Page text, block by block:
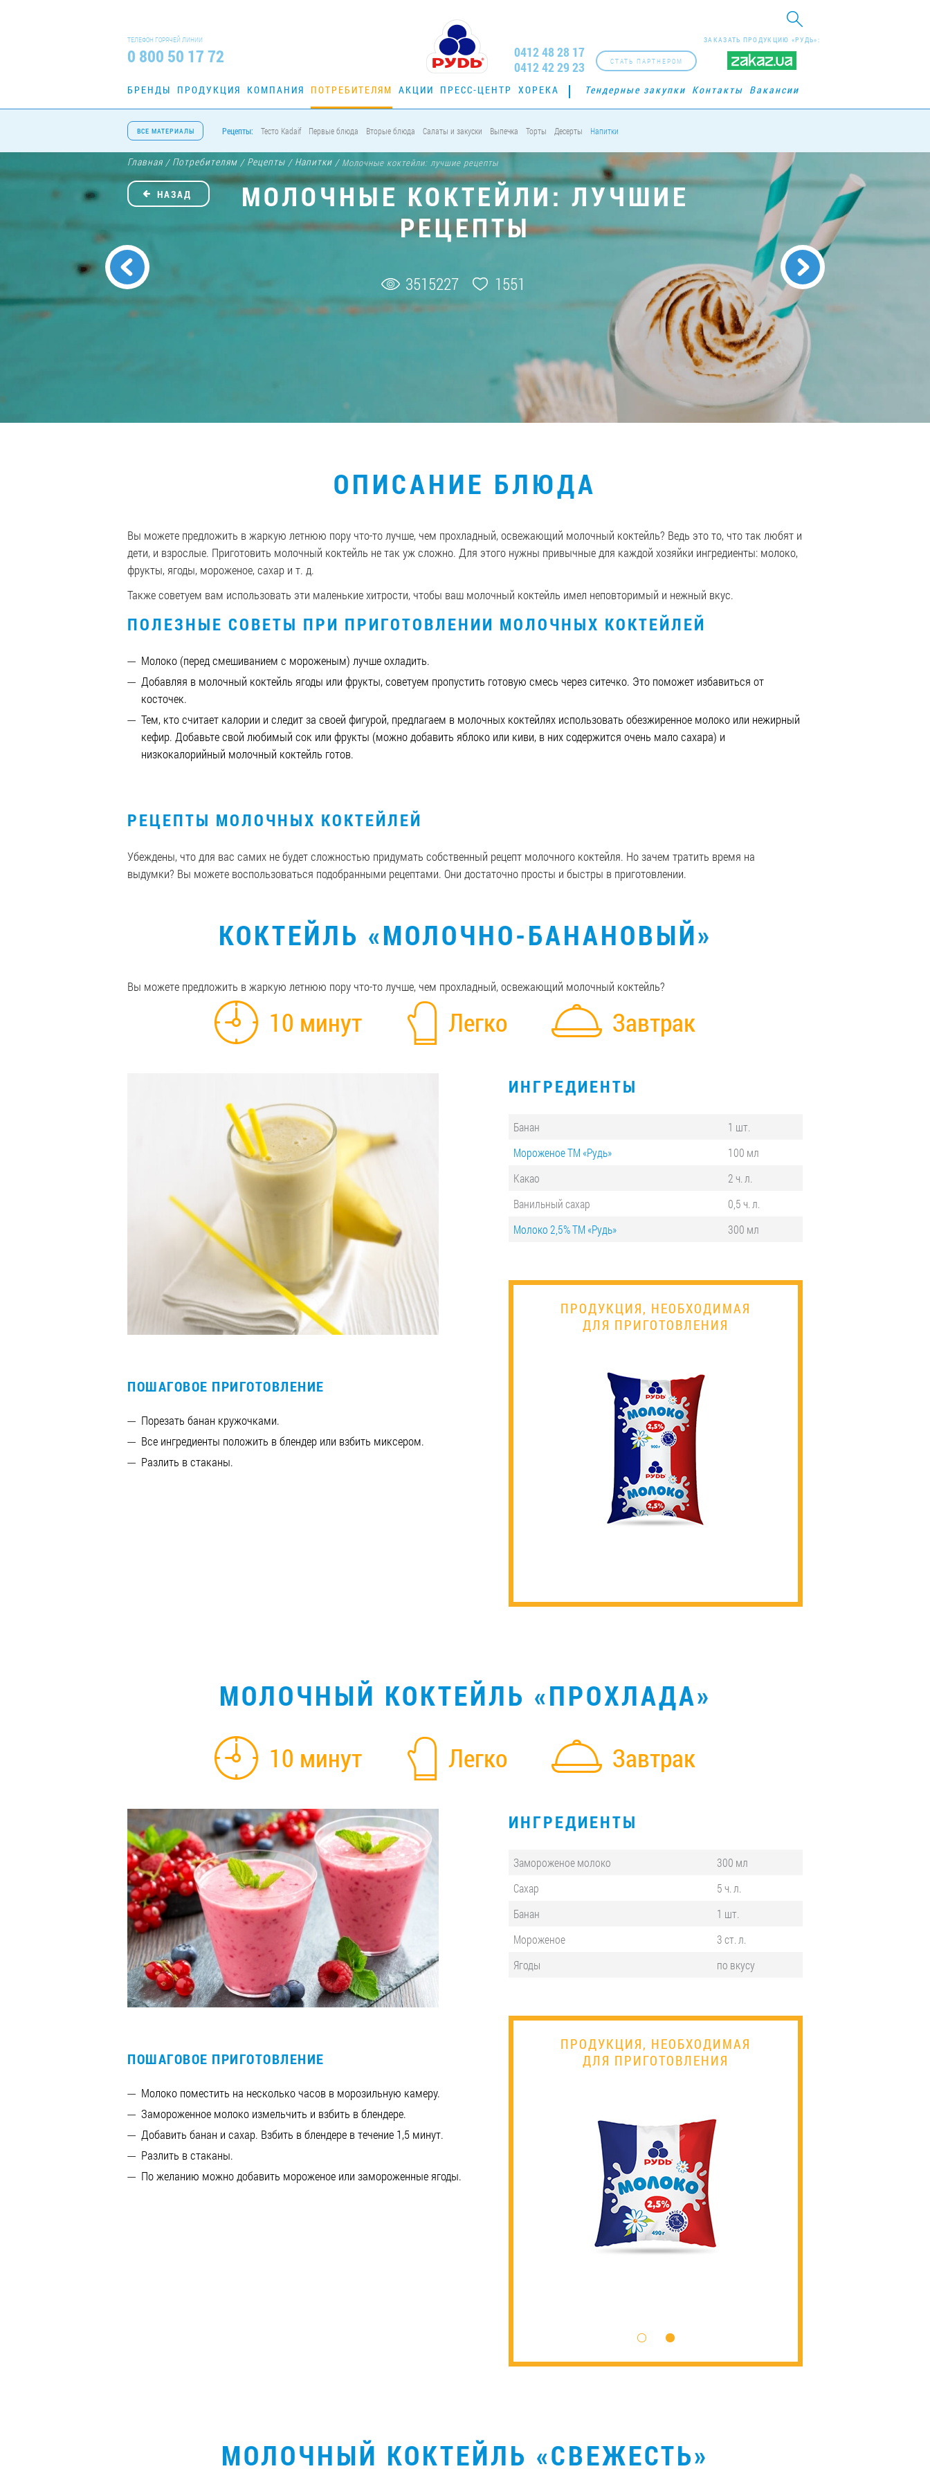
ТЕЛЕФОН ГОРЯЧЕЙ ЛИНИИ
0 800 50 17 72
ЗАКАЗАТЬ ПРОДУКЦИЮ «РУДЬ»:
СТАТЬ ПАРТНЕРОМ
0412 48 28 17
0412 42 29 23
БРЕНДЫ ПРОДУКЦИЯ КОМПАНИЯ ПОТРЕБИТЕЛЯМ АКЦИИ ПРЕСС-ЦЕНТР ХОРЕКА Тендерные закупки Контакты Вакансии
ВСЕ МАТЕРИАЛЫ Рецепты: Тесто Kadaif Первые блюда Вторые блюда Салаты и закуски Выпечка Торты Десерты Напитки
Главная / Потребителям / Рецепты / Напитки /Молочные коктейли: лучшие рецепты
МОЛОЧНЫЕ КОКТЕЙЛИ: ЛУЧШИЕ
РЕЦЕПТЫ
3515227 1551
НАЗАД
ОПИСАНИЕ БЛЮДА
Вы можете предложить в жаркую летнюю пору что-то лучше, чем прохладный, освежающий молочный коктейль? Ведь это то, что так любят и
дети, и взрослые. Приготовить молочный коктейль не так уж сложно. Для этого нужны привычные для каждой хозяйки ингредиенты: молоко,
фрукты, ягоды, мороженое, сахар и т. д.
Также советуем вам использовать эти маленькие хитрости, чтобы ваш молочный коктейль имел неповторимый и нежный вкус.
ПОЛЕЗНЫЕ СОВЕТЫ ПРИ ПРИГОТОВЛЕНИИ МОЛОЧНЫХ КОКТЕЙЛЕЙ
Молоко (перед смешиванием с мороженым) лучше охладить.
Добавляя в молочный коктейль ягоды или фрукты, советуем пропустить готовую смесь через ситечко. Это поможет избавиться от
косточек.
Тем, кто считает калории и следит за своей фигурой, предлагаем в молочных коктейлях использовать обезжиренное молоко или нежирный
кефир. Добавьте свой любимый сок или фрукты (можно добавить яблоко или киви, в них содержится очень мало сахара) и
низкокалорийный молочный коктейль готов.
РЕЦЕПТЫ МОЛОЧНЫХ КОКТЕЙЛЕЙ
Убеждены, что для вас самих не будет сложностью придумать собственный рецепт молочного коктейля. Но зачем тратить время на
выдумки? Вы можете воспользоваться подобранными рецептами. Они достаточно просты и быстры в приготовлении.
КОКТЕЙЛЬ «МОЛОЧНО-БАНАНОВЫЙ»
Вы можете предложить в жаркую летнюю пору что-то лучше, чем прохладный, освежающий молочный коктейль?
10 минут Легко Завтрак
ИНГРЕДИЕНТЫ
Банан
1 шт.
Мороженое ТМ «Рудь»
100 мл
Какао
2 ч. л.
Ванильный сахар
0,5 ч. л.
Молоко 2,5% ТМ «Рудь»
300 мл
ПРОДУКЦИЯ, НЕОБХОДИМАЯ
ДЛЯ ПРИГОТОВЛЕНИЯ
ПОШАГОВОЕ ПРИГОТОВЛЕНИЕ
Порезать банан кружочками.
Все ингредиенты положить в блендер или взбить миксером.
Разлить в стаканы.
МОЛОЧНЫЙ КОКТЕЙЛЬ «ПРОХЛАДА»
10 минут Легко Завтрак
ИНГРЕДИЕНТЫ
Замороженое молоко
300 мл
Сахар
5 ч. л.
Банан
1 шт.
Мороженое
3 ст. л.
Ягоды
по вкусу
ПРОДУКЦИЯ, НЕОБХОДИМАЯ
ДЛЯ ПРИГОТОВЛЕНИЯ
ПОШАГОВОЕ ПРИГОТОВЛЕНИЕ
Молоко поместить на несколько часов в морозильную камеру.
Замороженное молоко измельчить и взбить в блендере.
Добавить банан и сахар. Взбить в блендере в течение 1,5 минут.
Разлить в стаканы.
По желанию можно добавить мороженое или замороженные ягоды.
МОЛОЧНЫЙ КОКТЕЙЛЬ «СВЕЖЕСТЬ»